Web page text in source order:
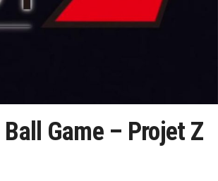
Game – Projet Z